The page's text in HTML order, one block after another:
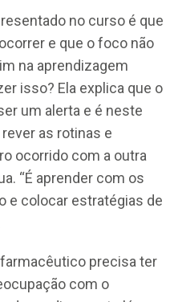
no curso é que
e que o foco não
na aprendizagem
isso? Ela explica que o
um alerta e é neste
as rotinas e
ocorrido com a outra
“É aprender com os
e colocar estratégias de
precisa ter
com o